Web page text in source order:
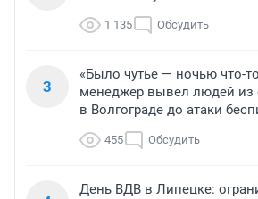
1 135 Обсудить
3
«Было чутье — ночью что-
менеджер вывел людей из
в Волгограде до атаки
455 Обсудить
День ВДВ в Липецке: